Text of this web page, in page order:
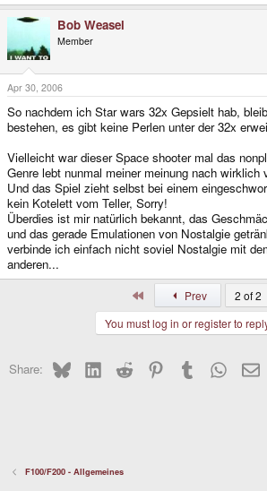
Bob Weasel
Member
Apr 30, 2006
So nachdem ich Star wars 32x Gepsielt hab,
bestehen, es gibt keine Perlen unter der 32x
Vielleicht war dieser Space shooter mal das
Genre lebt nunmal meiner meinung nach wirklich
Und das Spiel zieht selbst bei einem
kein Kotelett vom Teller, Sorry!
Überdies ist mir natürlich bekannt, das
und das gerade Emulationen von Nostalgie
verbinde ich einfach nicht soviel Nostalgie mit
anderen...
Prev
2 of 2
You must log in or register to
Share: BlueskyLinkedInReddit PinterestTumblr
F100/F200 - Allgemeines